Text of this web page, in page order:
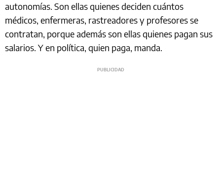
autonomías. Son ellas quienes deciden cuántos
médicos, enfermeras, rastreadores y profesores se
contratan, porque además son ellas quienes pagan sus
salarios. Y en política, quien paga, manda.